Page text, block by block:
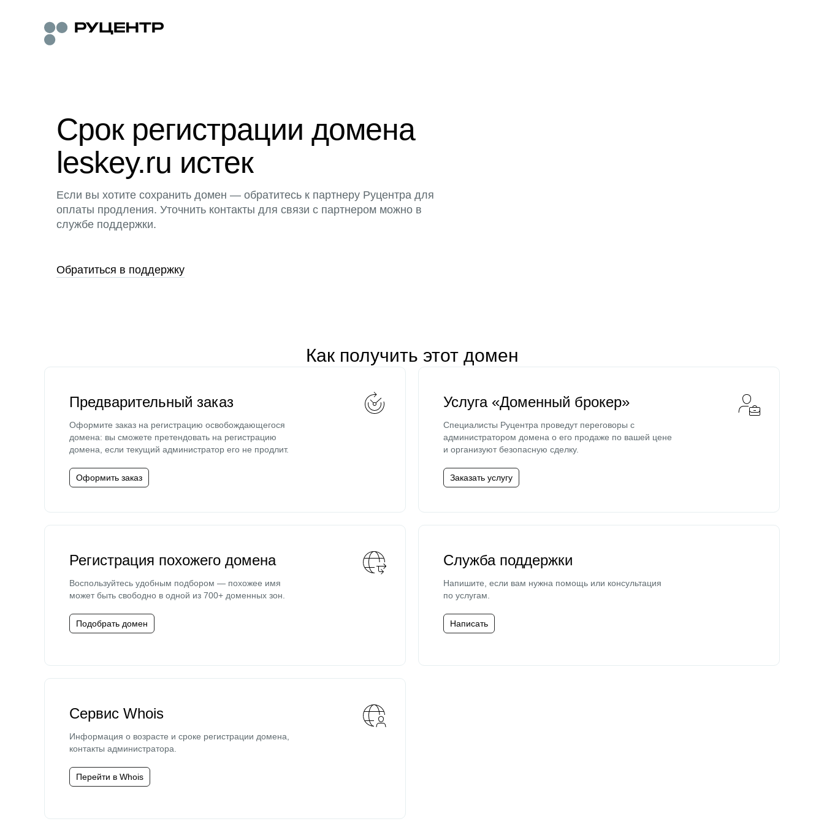
Срок регистрации домена
leskey.ru истек
Если вы хотите сохранить домен — обратитесь к партнеру Руцентра для
оплаты продления. Уточнить контакты для связи с партнером можно в
службе поддержки.
Обратиться в поддержку
Как получить этот домен
Предварительный заказ
Оформите заказ на регистрацию освобождающегося
домена: вы сможете претендовать на регистрацию
домена, если текущий администратор его не продлит.
Оформить заказ
Услуга «Доменный брокер»
Специалисты Руцентра проведут переговоры с
администратором домена о его продаже по вашей цене
и организуют безопасную сделку.
Заказать услугу
Регистрация похожего домена
Воспользуйтесь удобным подбором — похожее имя
может быть свободно в одной из 700+ доменных зон.
Подобрать домен
Служба поддержки
Напишите, если вам нужна помощь или консультация
по услугам.
Написать
Сервис Whois
Информация о возрасте и сроке регистрации домена,
контакты администратора.
Перейти в Whois